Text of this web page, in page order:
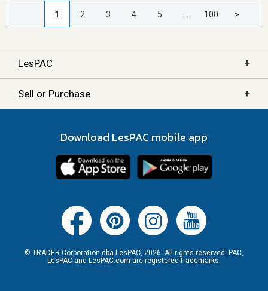
1 2 3 4 5 100 >
LesPAC +
Sell or Purchase +
Download LesPAC mobile app
© TRADER Corporation dba LesPAC, 2026. All rights reserved. PAC,
LesPAC and LesPAC.com are registered trademarks.